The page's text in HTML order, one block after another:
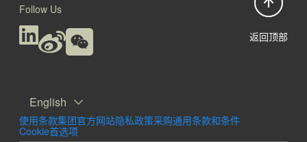
返回顶部
English
使用条款集团官方网站隐私政策采购通用条款和条件
Cookie首选项
Follow Us